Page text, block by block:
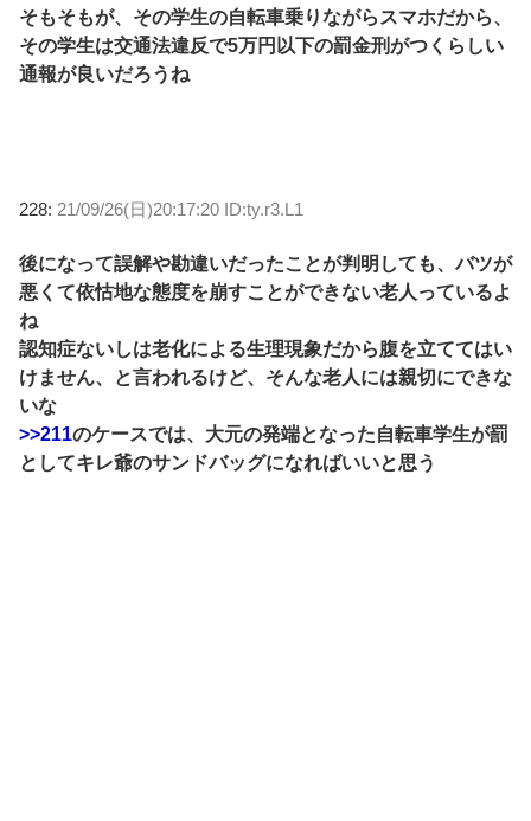
そもそもが、その学生の自転車乗りながらスマホだから、
その学生は交通法違反で5万円以下の罰金刑がつくらしい
通報が良いだろうね
228: 21/09/26(日)20:17:20 ID:ty.r3.L1
後になって誤解や勘違いだったことが判明しても、バツが
悪くて依怙地な態度を崩すことができない老人っているよ
ね
認知症ないしは老化による生理現象だから腹を立ててはい
けません、と言われるけど、そんな老人には親切にできな
いな
>>211のケースでは、大元の発端となった自転車学生が罰
としてキレ爺のサンドバッグになればいいと思う